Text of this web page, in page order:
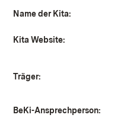
Name der Kita:
Kita Website:
Träger:
BeKi-Ansprechperson: